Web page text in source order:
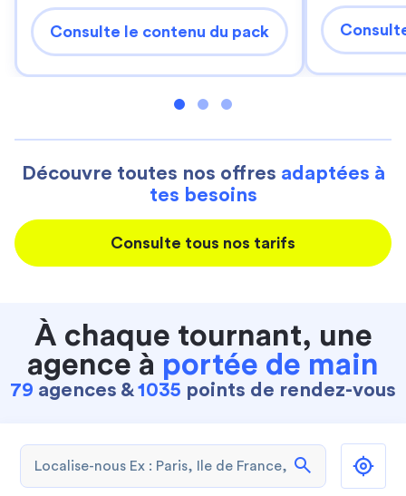
Consulte le contenu du pack
Découvre toutes nos offres adaptées à
tes besoins
Consulte tous nos tarifs
À chaque tournant, une
agence à portée de main
79 agences &1035 points de rendez-vous
search